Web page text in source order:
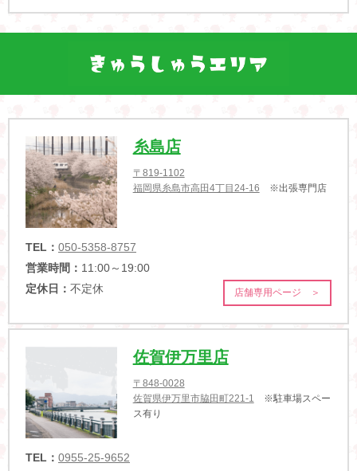
糸島店
〒819-1102
福岡県糸島市高田4丁目24-16 ※出張専門店
TEL： 050-5358-8757
営業時間： 11:00～19:00
定休日： 不定休 店舗専用ページ ＞
佐賀伊万里店
〒848-0028
佐賀県伊万里市脇田町221-1 ※駐車場スペー
ス有り
TEL： 0955-25-9652